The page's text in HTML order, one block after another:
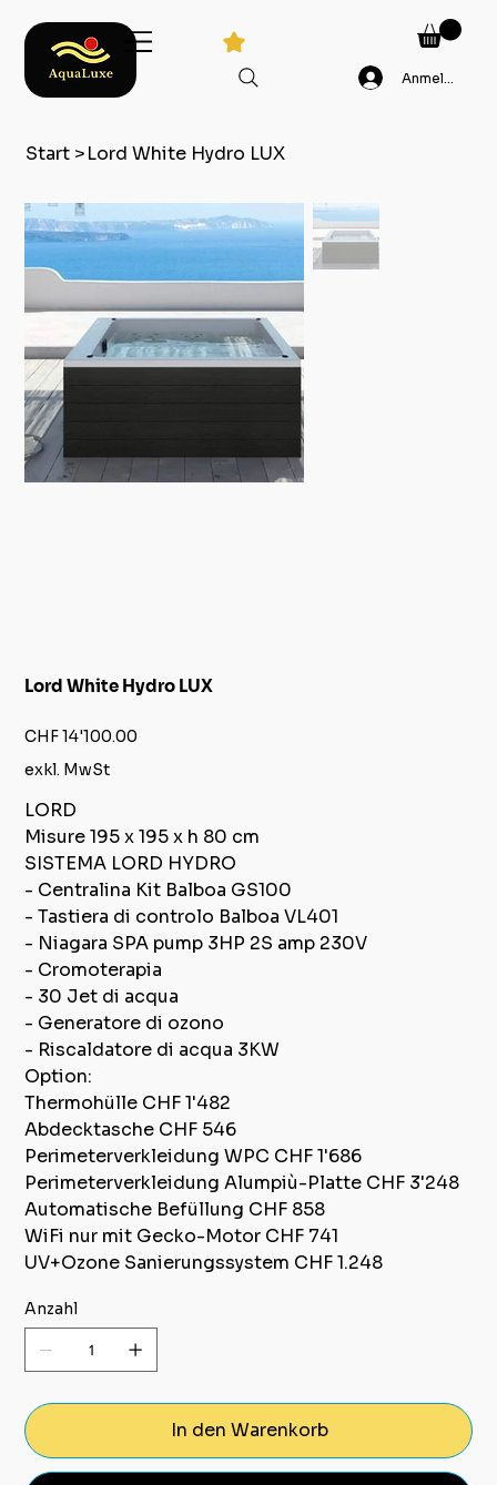
Anmelden
Start >Lord White Hydro LUX
Lord White Hydro LUX
Preis
CHF 14'100.00
exkl. MwSt
LORD
Misure 195 x 195 x h 80 cm
SISTEMA LORD HYDRO
- Centralina Kit Balboa GS100
- Tastiera di controlo Balboa VL401
- Niagara SPA pump 3HP 2S amp 230V
- Cromoterapia
- 30 Jet di acqua
- Generatore di ozono
- Riscaldatore di acqua 3KW
Option:
Thermohülle CHF 1'482
Abdecktasche CHF 546
Perimeterverkleidung WPC CHF 1'686
Perimeterverkleidung Alumpiù-Platte CHF 3'248
Automatische Befüllung CHF 858
WiFi nur mit Gecko-Motor CHF 741
UV+Ozone Sanierungssystem CHF 1.248
Anzahl
In den Warenkorb